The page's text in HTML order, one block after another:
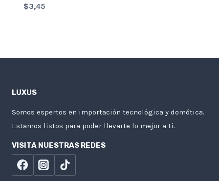
$3,45
LUXUS
Somos espertos en importación tecnológica y domótica.
Estamos listos para poder llevarte lo mejor a tí.
VISITA NUESTRAS REDES